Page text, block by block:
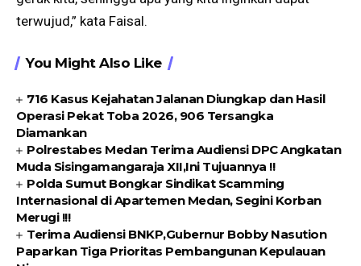
terwujud,” kata Faisal.
You Might Also Like
716 Kasus Kejahatan Jalanan Diungkap dan Hasil
Operasi Pekat Toba 2026, 906 Tersangka
Diamankan
Polrestabes Medan Terima Audiensi DPC Angkatan
Muda Sisingamangaraja XII,Ini Tujuannya !!
Polda Sumut Bongkar Sindikat Scamming
Internasional di Apartemen Medan, Segini Korban
Merugi !!!
Terima Audiensi BNKP,Gubernur Bobby Nasution
Paparkan Tiga Prioritas Pembangunan Kepulauan